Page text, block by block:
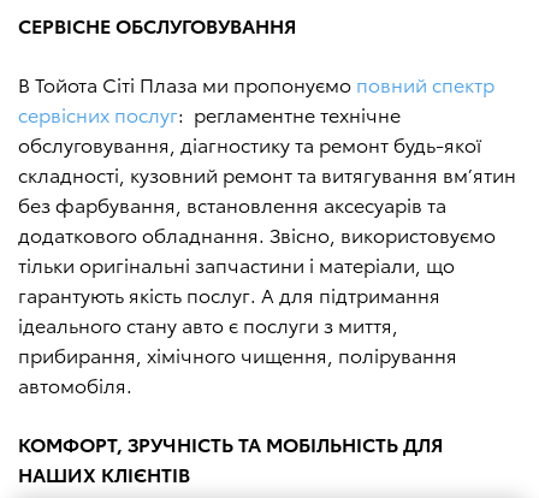
СЕРВІСНЕ ОБСЛУГОВУВАННЯ
В Тойота Сіті Плаза ми пропонуємо повний спектр
сервісних послуг: регламентне технічне
обслуговування, діагностику та ремонт будь-якої
складності, кузовний ремонт та витягування вм’ятин
без фарбування, встановлення аксесуарів та
додаткового обладнання. Звісно, використовуємо
тільки оригінальні запчастини і матеріали, що
гарантують якість послуг. А для підтримання
ідеального стану авто є послуги з миття,
прибирання, хімічного чищення, полірування
автомобіля.
КОМФОРТ, ЗРУЧНІСТЬ ТА МОБІЛЬНІСТЬ ДЛЯ
НАШИХ КЛІЄНТІВ